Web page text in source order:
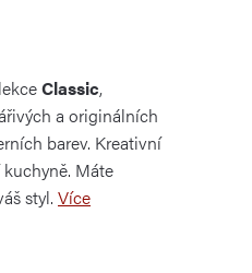
Classic,
a originálních
barev. Kreativní
Máte
styl. Více